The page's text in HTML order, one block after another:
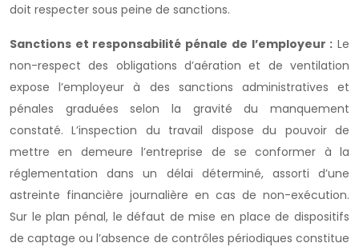
doit respecter sous peine de sanctions.
Sanctions et responsabilité pénale de l’employeur : Le
non-respect des obligations d’aération et de ventilation
expose l’employeur à des sanctions administratives et
pénales graduées selon la gravité du manquement
constaté. L’inspection du travail dispose du pouvoir de
mettre en demeure l’entreprise de se conformer à la
réglementation dans un délai déterminé, assorti d’une
astreinte financière journalière en cas de non-exécution.
Sur le plan pénal, le défaut de mise en place de dispositifs
de captage ou l’absence de contrôles périodiques constitue